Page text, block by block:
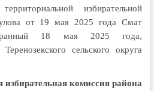
избирательной
от 19 мая 2025 года Смат
18 мая 2025 года,
сельского округа
избирательнаякомиссия района